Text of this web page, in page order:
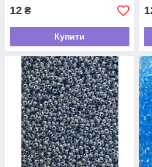
12 ₴
Купити